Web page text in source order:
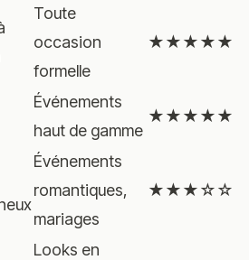
Toute
occasion
formelle
★★★★★
Événements
haut de gamme
★★★★★
Événements
romantiques,
mariages
★★★☆☆
Looks en